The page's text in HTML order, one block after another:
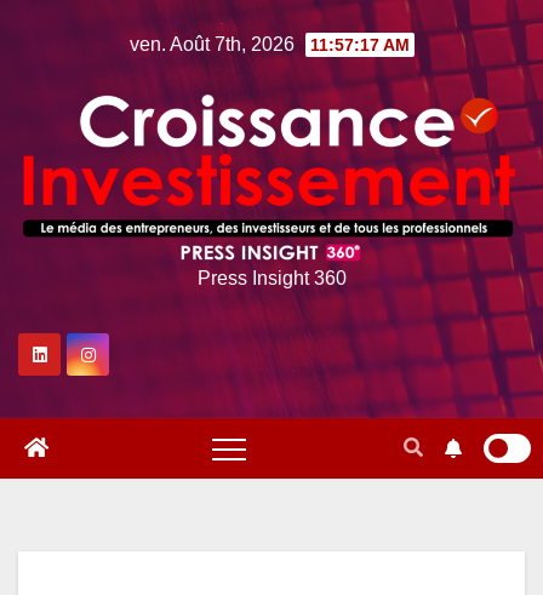
ven. Août 7th, 2026 11:57:18 AM
Press Insight 360